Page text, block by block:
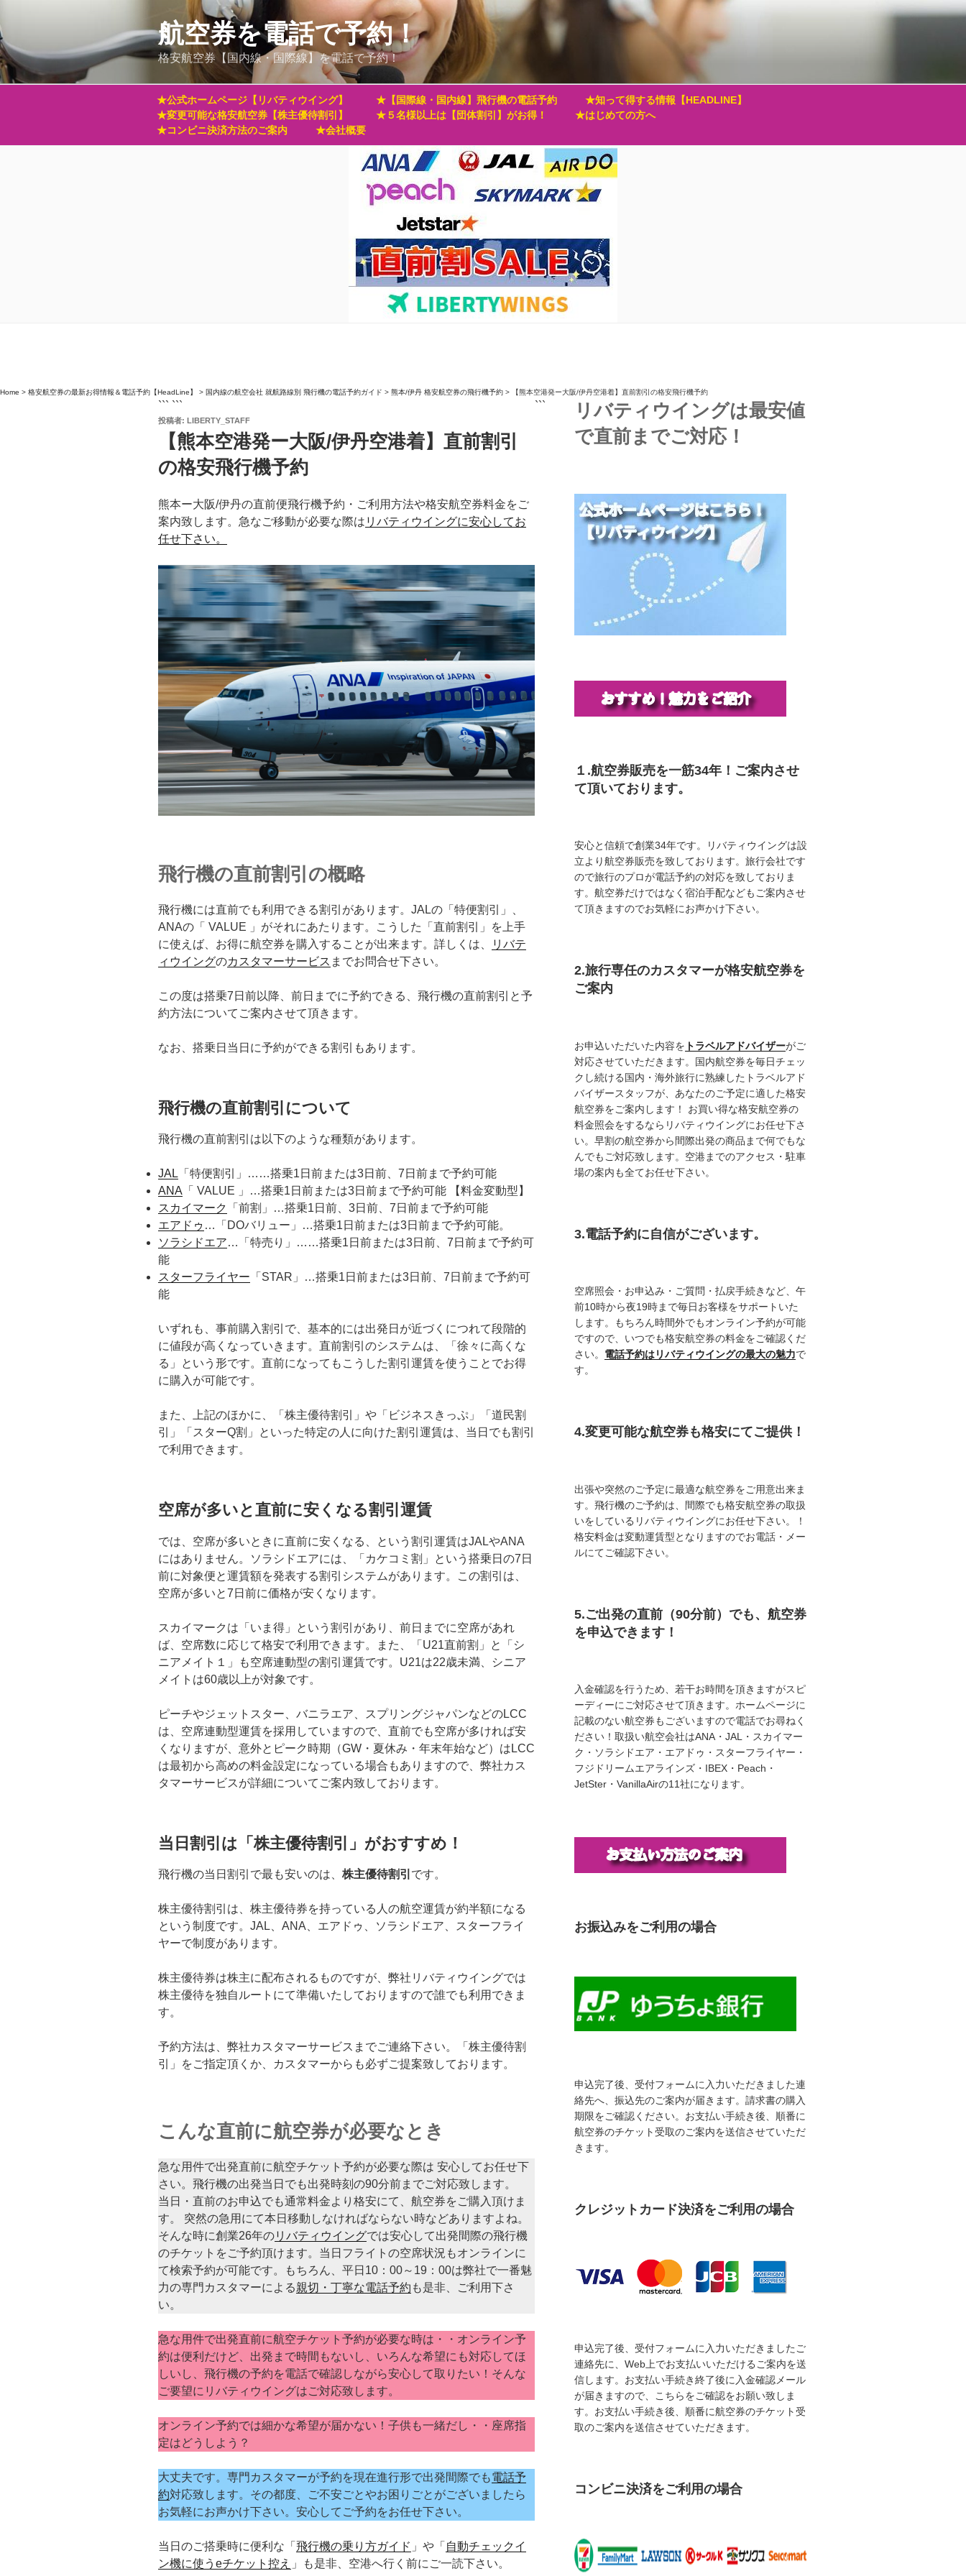
ン
テ
ン
ツ
ッ
航空券を電話で予約！
格安航空券【国内線・国際線】を電話で予約！
★公式ホームページ【リバティウイング】 ★【国際線・国内線】飛行機の電話予約
★知って得する情報【HEADLINE】
★変更可能な格安航空券【株主優待割引】
★５名様以上は【団体割引】がお得！
★はじめての方へ
★コンビニ決済方法のご案内
★会社概要
Home > 格安航空券の最新お得情報＆電話予約【HeadLine】 > 国内線の航空会社 就航路線別 飛行機の電話予約ガイド > 熊本/伊丹 格安航空券の飛行機予約 > 【熊本空港発ー大阪/伊丹空港着】直前割引の格安飛行機予約
``` ```
投
投稿者: LIBERTY_STAFF
【熊本空港発ー大阪/伊丹空港着】直前割引
の格安飛行機予約
熊本ー大阪/伊丹の直前便飛行機予約・ご利用方法や格安航空券料金をご
案内致します。急なご移動が必要な際は リバティウイングに安心してお
任せ下さい。
飛行機の直前割引の概略
飛行機には直前でも利用できる割引があります。JALの「特便割引」、
ANAの「 VALUE 」がそれにあたります。こうした「直前割引」を上手
に使えば、お得に航空券を購入することが出来ます。詳しくは、
リバテ
ィウイングのカスタマーサービス までお問合せ下さい。
この度は搭乗7日前以降、前日までに予約できる、飛行機の直前割引と予
約方法についてご案内させて頂きます。
なお、搭乗日当日に予約ができる割引もあります。
飛行機の直前割引について
飛行機の直前割引は以下のような種類があります。
JAL 「特便割引」……搭乗1日前または3日前、7日前まで予約可能
ANA 「 VALUE 」…搭乗1日前または3日前まで予約可能 【料金変動型】
スカイマーク
「前割」…搭乗1日前、3日前、7日前まで予約可能
エアドゥ …「DOバリュー」…搭乗1日前または3日前まで予約可能。
ソラシドエア…「特売り」……搭乗1日前または3日前、7日前まで予約可
能
スターフライヤー 「STAR」…搭乗1日前または3日前、7日前まで予約可
能
いずれも、事前購入割引で、基本的には出発日が近づくにつれて段階的
に値段が高くなっていきます。直前割引のシステムは、「徐々に高くな
る」という形です。直前になってもこうした割引運賃を使うことでお得
に購入が可能です。
また、上記のほかに、「株主優待割引」や「ビジネスきっぷ」「道民割
引」「スターQ割」といった特定の人に向けた割引運賃は、当日でも割引
で利用できます。
空席が多いと直前に安くなる割引運賃
では、空席が多いときに直前に安くなる、という割引運賃はJALやANA
にはありません。ソラシドエアには、「カケコミ割」という搭乗日の7日
前に対象便と運賃額を発表する割引システムがあります。この割引は、
空席が多いと7日前に価格が安くなります。
スカイマークは「いま得」という割引があり、前日までに空席があれ
ば、空席数に応じて格安で利用できます。また、「U21直前割」と「シ
ニアメイト１」も空席連動型の割引運賃です。U21は22歳未満、シニア
メイトは60歳以上が対象です。
ピーチやジェットスター、バニラエア、スプリングジャパンなどのLCC
は、空席連動型運賃を採用していますので、直前でも空席が多ければ安
くなりますが、意外とピーク時期（GW・夏休み・年末年始など）はLCC
は最初から高めの料金設定になっている場合もありますので、弊社カス
タマーサービスが詳細についてご案内致しております。
当日割引は「株主優待割引」がおすすめ！
飛行機の当日割引で最も安いのは、 株主優待割引 です。
株主優待割引は、株主優待券を持っている人の航空運賃が約半額になる
という制度です。JAL、ANA、エアドゥ、ソラシドエア、スターフライ
ヤーで制度があります。
株主優待券は株主に配布されるものですが、弊社リバティウイングでは
株主優待を独自ルートにて準備いたしておりますので誰でも利用できま
す。
予約方法は、弊社カスタマーサービスまでご連絡下さい。「株主優待割
引」をご指定頂くか、カスタマーからも必ずご提案致しております。
こんな直前に航空券が必要なとき
急な用件で出発直前に航空チケット予約が必要な際は 安心してお任せ下
さい。飛行機の出発当日でも出発時刻の90分前までご対応致します。
当日・直前のお申込でも通常料金より格安にて、航空券をご購入頂けま
す。 突然の急用にて本日移動しなければならない時などありますよね。
そんな時に創業26年のリバティウイングでは安心して出発間際の飛行機
のチケットをご予約頂けます。当日フライトの空席状況もオンラインに
て検索予約が可能です。もちろん、平日10：00～19：00は弊社で一番魅
力の専門カスタマーによる親切・丁寧な電話予約 も是非、ご利用下さ
い。
急な用件で出発直前に航空チケット予約が必要な時は・・オンライン予
約は便利だけど、出発まで時間もないし、いろんな希望にも対応してほ
しいし、飛行機の予約を電話で確認しながら安心して取りたい！そんな
ご要望にリバティウイングはご対応致します。
オンライン予約では細かな希望が届かない！子供も一緒だし・・座席指
定はどうしよう？
大丈夫です。専門カスタマーが予約を現在進行形で出発間際でも電話予
約対応致します。その都度、ご不安ごとやお困りごとがございましたら
お気軽にお声かけ下さい。安心してご予約をお任せ下さい。
当日のご搭乗時に便利な「 飛行機の乗り方ガイド 」や「 自動チェックイ
ン機に使うeチケット控え
」も是非、空港へ行く前にご一読下さい。
リバティウイングは最安値
で直前までご対応！
１.航空券販売を一筋34年！ご案内させ
て頂いております。
安心と信頼で創業34年です。リバティウイングは設
立より航空券販売を致しております。旅行会社です
ので旅行のプロが電話予約の対応を致しておりま
す。航空券だけではなく宿泊手配などもご案内させ
て頂きますのでお気軽にお声かけ下さい。
2.旅行専任のカスタマーが格安航空券を
ご案内
お申込いただいた内容を トラベルアドバイザーがご
対応させていただきます。国内航空券を毎日チェッ
クし続ける国内・海外旅行に熟練したトラベルアド
バイザースタッフが、あなたのご予定に適した格安
航空券をご案内します！ お買い得な格安航空券の
料金照会をするならリバティウイングにお任せ下さ
い。早割の航空券から間際出発の商品まで何でもな
んでもご対応致します。空港までのアクセス・駐車
場の案内も全てお任せ下さい。
3.電話予約に自信がございます。
空席照会・お申込み・ご質問・払戻手続きなど、午
前10時から夜19時まで毎日お客様をサポートいた
します。もちろん時間外でもオンライン予約が可能
ですので、いつでも格安航空券の料金をご確認くだ
さい。 電話予約はリバティウイングの最大の魅力で
す。
4.変更可能な航空券も格安にてご提供！
出張や突然のご予定に最適な航空券をご用意出来ま
す。飛行機のご予約は、間際でも格安航空券の取扱
いをしているリバティウイングにお任せ下さい。！
格安料金は変動運賃型となりますのでお電話・メー
ルにてご確認下さい。
5.ご出発の直前（90分前）でも、航空券
を申込できます！
入金確認を行うため、若干お時間を頂きますがスピ
ーディーにご対応させて頂きます。ホームページに
記載のない航空券もございますので電話でお尋ねく
ださい！取扱い航空会社はANA・JAL・スカイマー
ク・ソラシドエア・エアドゥ・スターフライヤー・
フジドリームエアラインズ・IBEX・Peach・
JetSter・VanillaAirの11社になります。
お振込みをご利用の場合
申込完了後、受付フォームに入力いただきました連
絡先へ、振込先のご案内が届きます。請求書の購入
期限をご確認ください。お支払い手続き後、順番に
航空券のチケット受取のご案内を送信させていただ
きます。
クレジットカード決済をご利用の場合
申込完了後、受付フォームに入力いただきましたご
連絡先に、Web上でお支払いいただけるご案内を送
信します。お支払い手続き終了後に入金確認メール
が届きますので、こちらをご確認をお願い致しま
す。お支払い手続き後、順番に航空券のチケット受
取のご案内を送信させていただきます。
コンビニ決済をご利用の場合
```